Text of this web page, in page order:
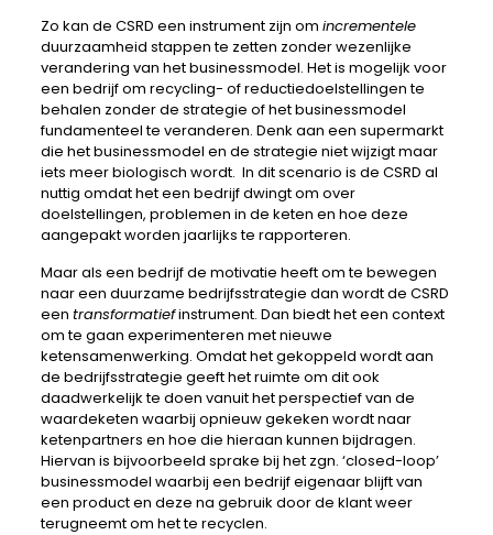
Zo kan de CSRD een instrument zijn om incrementele
duurzaamheid stappen te zetten zonder wezenlijke
verandering van het businessmodel. Het is mogelijk voor
een bedrijf om recycling- of reductiedoelstellingen te
behalen zonder de strategie of het businessmodel
fundamenteel te veranderen. Denk aan een supermarkt
die het businessmodel en de strategie niet wijzigt maar
iets meer biologisch wordt. In dit scenario is de CSRD al
nuttig omdat het een bedrijf dwingt om over
doelstellingen, problemen in de keten en hoe deze
aangepakt worden jaarlijks te rapporteren.
Maar als een bedrijf de motivatie heeft om te bewegen
naar een duurzame bedrijfsstrategie dan wordt de CSRD
een transformatiefinstrument. Dan biedt het een context
om te gaan experimenteren met nieuwe
ketensamenwerking. Omdat het gekoppeld wordt aan
de bedrijfsstrategie geeft het ruimte om dit ook
daadwerkelijk te doen vanuit het perspectief van de
waardeketen waarbij opnieuw gekeken wordt naar
ketenpartners en hoe die hieraan kunnen bijdragen.
Hiervan is bijvoorbeeld sprake bij het zgn. ‘closed-loop’
businessmodel waarbij een bedrijf eigenaar blijft van
een product en deze na gebruik door de klant weer
terugneemt om het te recyclen.